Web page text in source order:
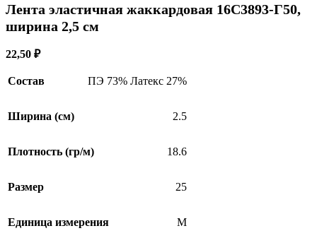
Лента эластичная жаккардовая 16С3893-Г50,
ширина 2,5 см
22,50 ₽
Состав ПЭ 73% Латекс 27%
Ширина (см) 2.5
Плотность (гр/м) 18.6
Размер 25
Единица измерения М